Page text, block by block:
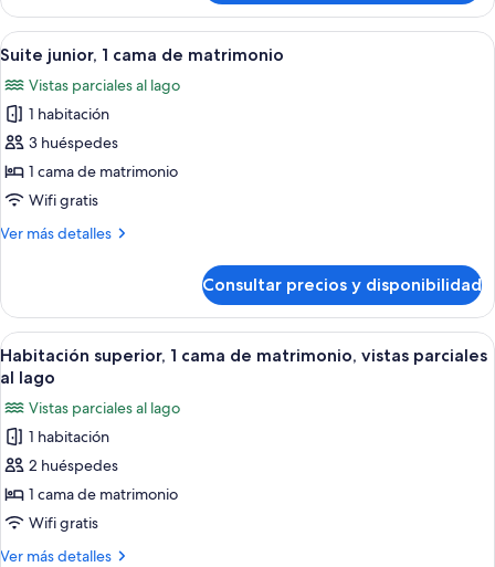
a
la
ciudad
clásica,
cama
individual,
vistas
la
ciudad
Abrir
todas
las
fotos
de
Suite
junior,
cama
Habitación de hotel con una cama
10
Suite junior, 1 cama de matrimonio
Vistas parciales al lago
1 habitación
3 huéspedes
1 cama de matrimonio
Wifi gratis
Ver más detalles
Más
junior,
cama
de
matrimonio
Consultar precios y disponibilidad
Abrir
todas
fotos
de
Habitación
superior,
1
cama
Un estacionamiento con varios
6
Habitación superior, 1 cama de matrimonio, vistas parciales
al lago
Vistas parciales al lago
1 habitación
2 huéspedes
1 cama de matrimonio
Wifi gratis
Ver más detalles
Más